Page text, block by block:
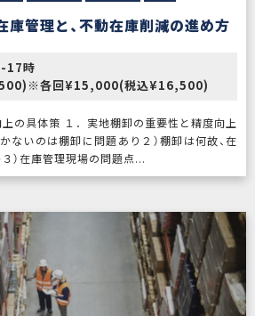
庫管理と、不動在庫削減の進め方
17時
各回¥15,000(税込¥16,500)
上の具体策 １．実地棚卸の重要性と精度向上
ないのは棚卸に問題あり２）棚卸は何故、在
）在庫管理現場の問題点...